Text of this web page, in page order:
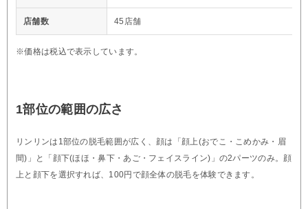
店舗数 45店舗
※価格は税込で表示しています。
1部位の範囲の広さ
リンリンは1部位の脱毛範囲が広く、顔は「顔上(おでこ・こめかみ・眉
間)」と「顔下(ほほ・鼻下・あご・フェイスライン)」の2パーツのみ。顔
上と顔下を選択すれば、100円で顔全体の脱毛を体験できます。